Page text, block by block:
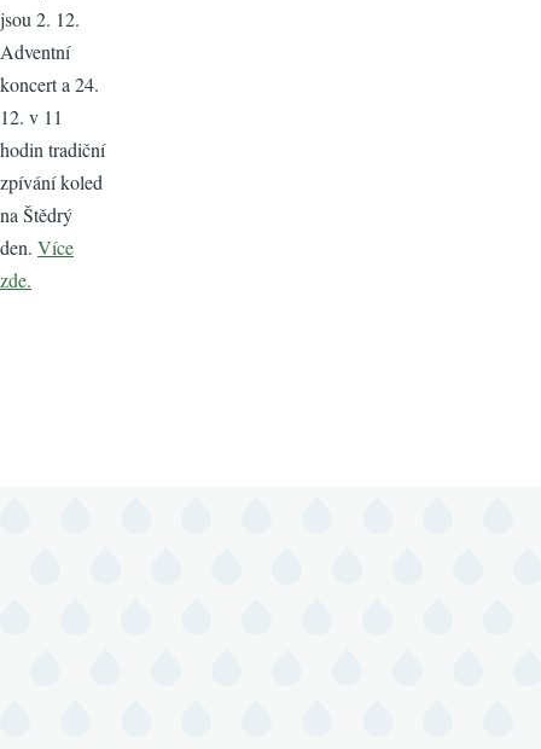
jsou 2. 12.
Adventní
koncert a 24.
12. v 11
hodin tradiční
zpívání koled
na Štědrý
den. Více
zde.